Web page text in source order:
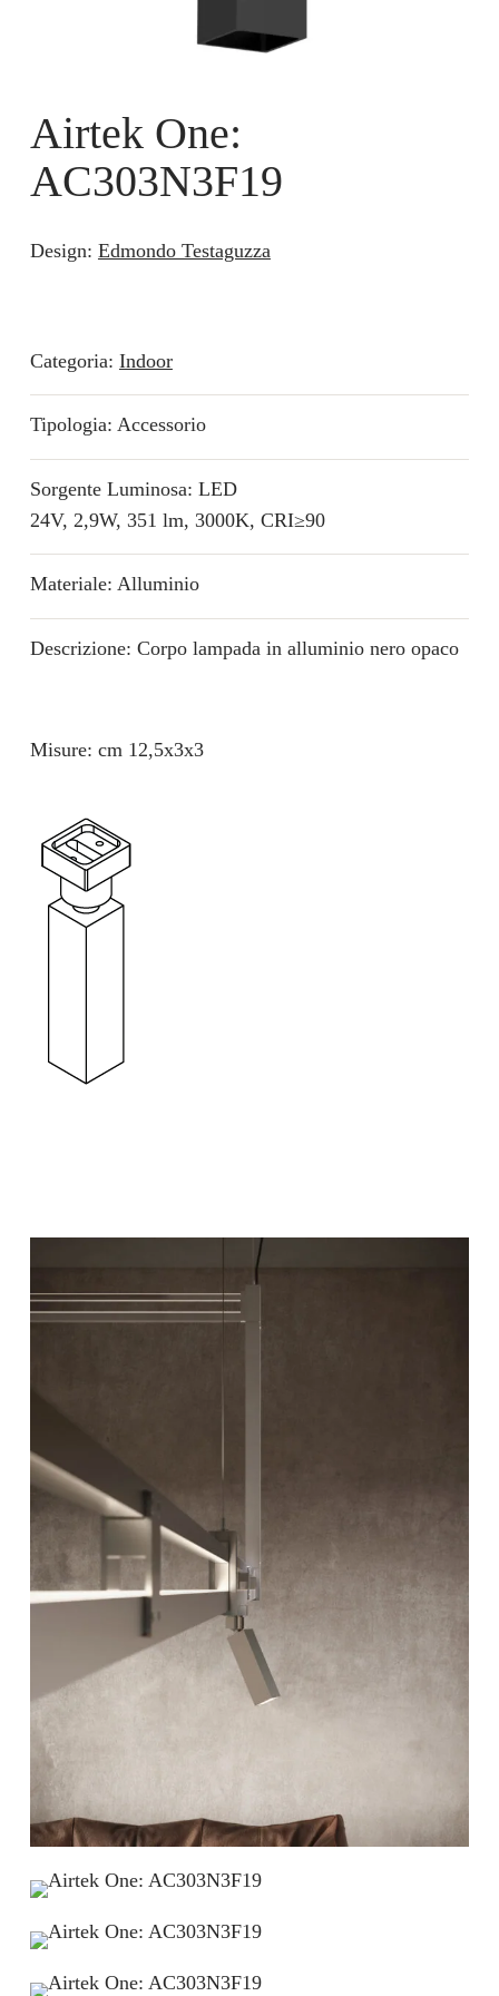
Airtek One:
AC303N3F19
Design: Edmondo Testaguzza
Categoria: Indoor
Tipologia: Accessorio
Sorgente Luminosa: LED
24V, 2,9W, 351 lm, 3000K, CRI≥90
Materiale: Alluminio
Descrizione: Corpo lampada in alluminio nero opaco
Misure: cm 12,5x3x3